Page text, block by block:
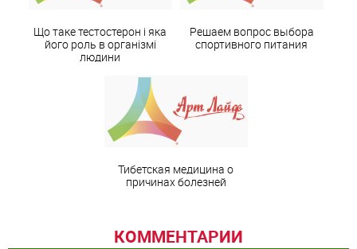
Що таке тестостерон і яка
його роль в організмі
людини
Решаем вопрос выбора
спортивного питания
Тибетская медицина о
причинах болезней
КОММЕНТАРИИ